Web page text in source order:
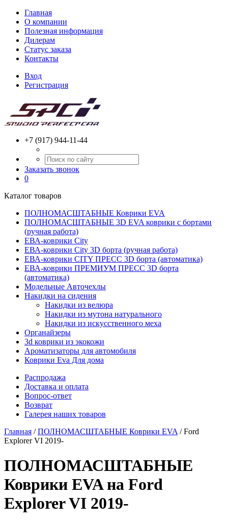
Главная
О компании
Полезная информация
Дилерам
Статус заказа
Контакты
Вход
Регистрация
+7 (917) 944-11-44
Заказать звонок
0
Каталог товаров
ПОЛНОМАСШТАБНЫЕ Коврики EVA
ПОЛНОМАСШТАБНЫЕ 3D EVA коврики с бортами
(ручная работа)
ЕВА-коврики City
ЕВА-коврики City 3D борта (ручная работа)
ЕВА-коврики CITY ПРЕСС 3D борта (автоматика)
ЕВА-коврики ПРЕМИУМ ПРЕСС 3D борта
(автоматика)
Модельные Авточехлы
Накидки на сидения
Накидки из велюра
Накидки из мутона натурального
Накидки из искусственного меха
Органайзеры
3d коврики из экокожи
Ароматизаторы для автомобиля
Коврики Eva Для дома
Распродажа
Доставка и оплата
Вопрос-ответ
Возврат
Галерея наших товаров
Главная /ПОЛНОМАСШТАБНЫЕ Коврики EVA / Ford
Explorer VI 2019-
ПОЛНОМАСШТАБНЫЕ
Коврики EVA на Ford
Explorer VI 2019-